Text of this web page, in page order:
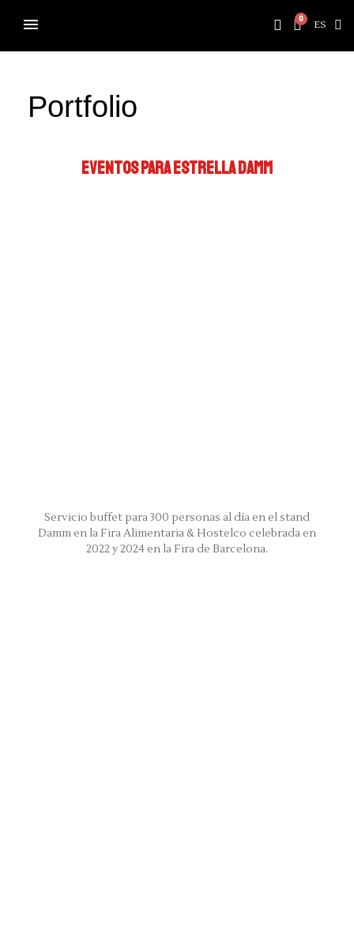
ES
Portfolio
EVENTOS PARA ESTRELLA DAMM
Servicio buffet para 300 personas al día en el stand
Damm en la Fira Alimentaria & Hostelco celebrada en
2022 y 2024 en la Fira de Barcelona.